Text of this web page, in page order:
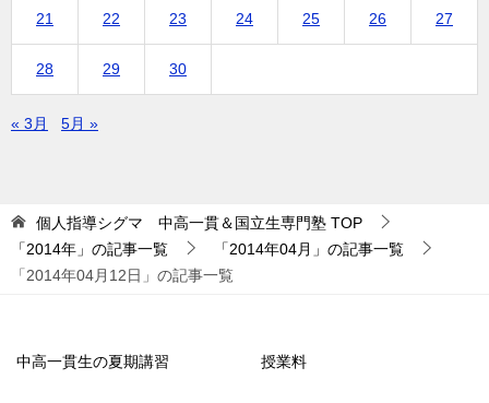
21 22 23 24 25 26 27
28 29 30
« 3月 5月 »
個人指導シグマ 中高一貫＆国立生専門塾 TOP
「2014年」の記事一覧
「2014年04月」の記事一覧
「2014年04月12日」の記事一覧
中高一貫生の夏期講習 授業料